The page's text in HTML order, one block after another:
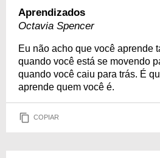
Aprendizados
Octavia Spencer
Eu não acho que você aprende
quando você está se movendo
quando você caiu para trás. É
aprende quem você é.
COPIAR